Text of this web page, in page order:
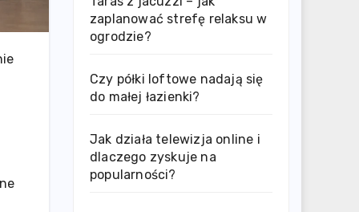
zaplanować strefę relaksu w
ogrodzie?
Czy półki loftowe nadają się
do małej łazienki?
Jak działa telewizja online i
dlaczego zyskuje na
popularności?